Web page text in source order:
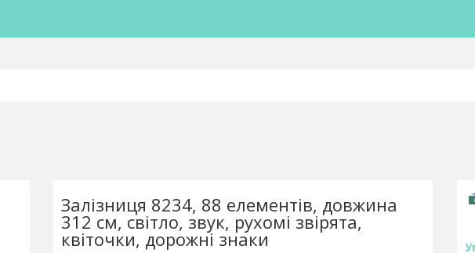
Залізниця 8234, 88 елементів, довжина
312 см, світло, звук, рухомі звірята,
квіточки, дорожні знаки